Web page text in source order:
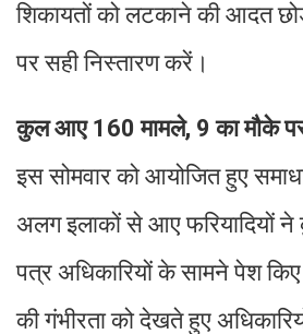
शिकायतों को लटकाने की आदत
पर सही निस्तारण करें।
कुल आए 160 मामले, 9 का मौके
इस सोमवार को आयोजित हुए
अलग इलाकों से आए फरियादियों ने
पत्र अधिकारियों के सामने पेश
की गंभीरता को देखते हुए